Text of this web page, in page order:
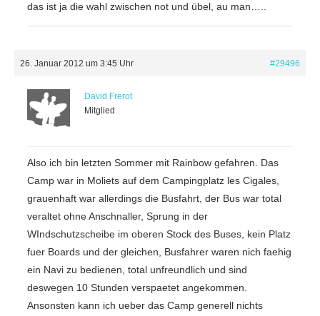
das ist ja die wahl zwischen not und übel, au man…..
26. Januar 2012 um 3:45 Uhr #29496
David Frerot
Mitglied
Also ich bin letzten Sommer mit Rainbow gefahren. Das
Camp war in Moliets auf dem Campingplatz les Cigales,
grauenhaft war allerdings die Busfahrt, der Bus war total
veraltet ohne Anschnaller, Sprung in der
WIndschutzscheibe im oberen Stock des Buses, kein Platz
fuer Boards und der gleichen, Busfahrer waren nich faehig
ein Navi zu bedienen, total unfreundlich und sind
deswegen 10 Stunden verspaetet angekommen.
Ansonsten kann ich ueber das Camp generell nichts